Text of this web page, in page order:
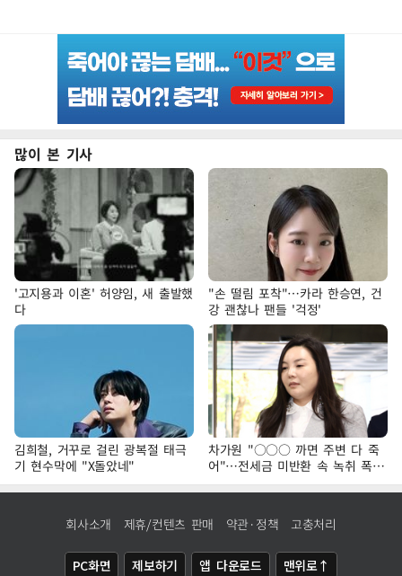
많이 본 기사
'고지용과 이혼' 허양임, 새 출발했
다
"손 떨림 포착"…카라 한승연, 건
강 괜찮나 팬들 '걱정'
김희철, 거꾸로 걸린 광복절 태극
기 현수막에 "X돌았네"
차가원 "○○○ 까면 주변 다 죽
어"…전세금 미반환 속 녹취 폭로
파장
회사소개 제휴/컨텐츠 판매 약관·정책 고충처리
PC화면 제보하기 앱 다운로드 맨위로↑